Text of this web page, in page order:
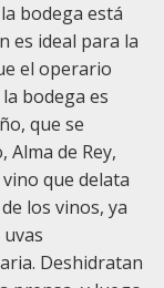
bodega está
es ideal para la
el operario
bodega es
que se
de Rey,
que delata
los vinos, ya
Deshidratan